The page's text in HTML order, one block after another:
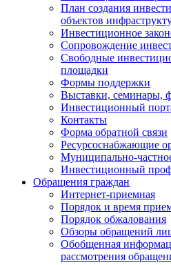
План создания
объектов
Инвестиционное
Сопровождение
Свободные
площадки
Формы поддержки
Выставки, семинары,
Инвестиционный
Контакты
Форма обратной связи
Ресурсоснабжающие
Муниципально-
Инвестиционный
Обращения граждан
Интернет-приемная
Порядок и время
Порядок обжалования
Обзоры обращений
Обобщенная
рассмотрения